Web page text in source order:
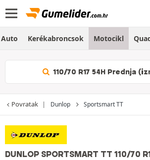
Auto Kerékabroncsok Motocikl
110/70 R17 54H Prednja
Povratak Dunlop Sportsmart TT
DUNLOP SPORTSMART TT 110/70